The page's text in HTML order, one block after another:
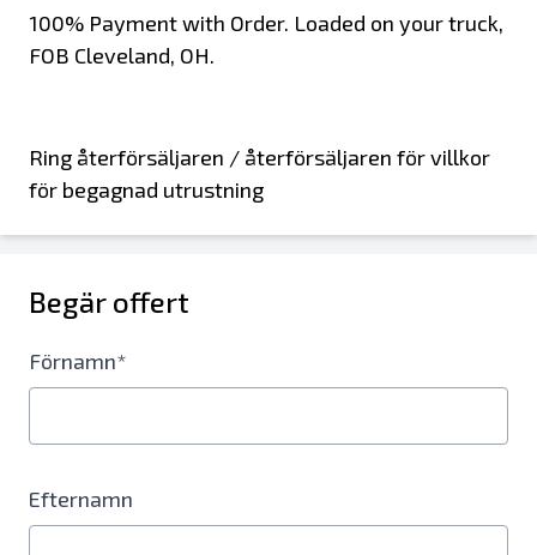
100% Payment with Order. Loaded on your truck,
FOB Cleveland, OH.
Ring återförsäljaren / återförsäljaren för villkor
för begagnad utrustning
Begär offert
Förnamn*
Efternamn